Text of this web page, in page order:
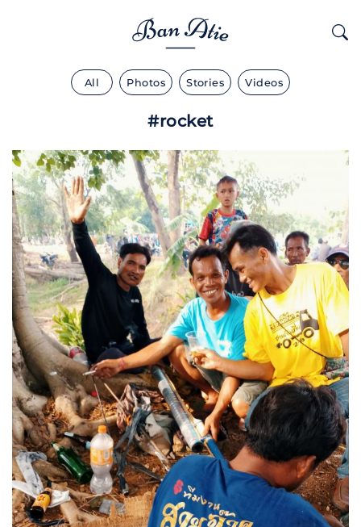
All Photos Stories Videos
#rocket